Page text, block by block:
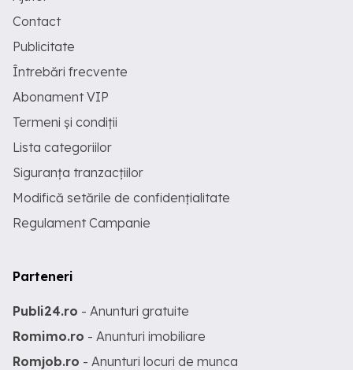
Contact
Publicitate
Întrebări frecvente
Abonament VIP
Termeni și condiții
Lista categoriilor
Siguranța tranzacțiilor
Modifică setările de confidențialitate
Regulament Campanie
Parteneri
Publi24.ro - Anunturi gratuite
Romimo.ro - Anunturi imobiliare
Romjob.ro - Anunturi locuri de munca